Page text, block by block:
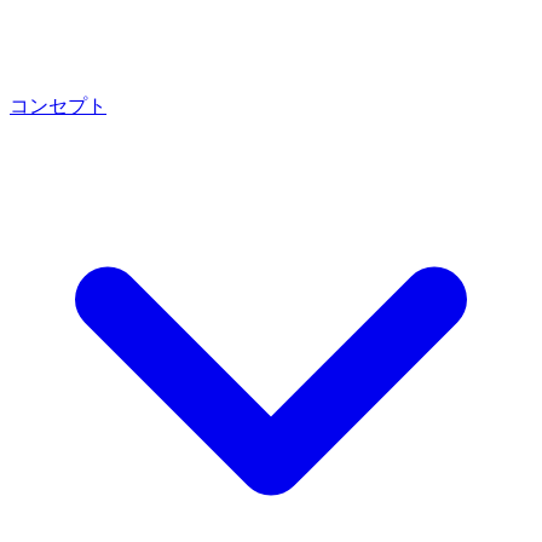
コンセプト